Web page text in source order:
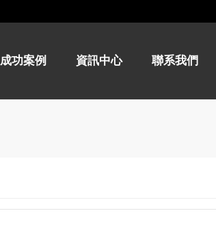
成功案例 資訊中心 聯系我們